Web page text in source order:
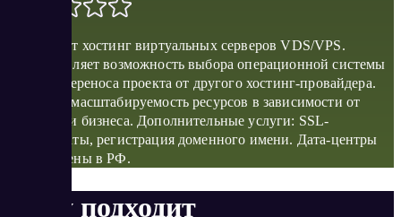
Предлагает хостинг виртуальных серверов VDS/VPS.
Предоставляет возможность выбора операционной системы
и софта, переноса проекта от другого хостинг-провайдера.
Доступна масштабируемость ресурсов в зависимости от
специфики бизнеса. Дополнительные услуги: SSL-
сертификаты, регистрация доменного имени. Дата-центры
расположены в РФ.
Кому подходит